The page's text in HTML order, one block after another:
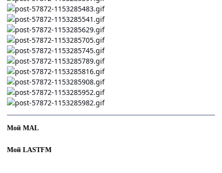
Мой MAL
Мой LASTFM